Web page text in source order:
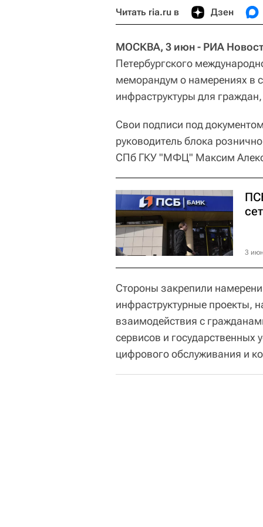
Читать ria.ru в Дзен
МОСКВА, 3 июн - РИА
Петербургского
меморандум о намерениях в
инфраструктуры для
Свои подписи под
руководитель блока
СПб ГКУ "МФЦ" Максим
3
Стороны закрепили
инфраструктурные проекты,
взаимодействия с
сервисов и государственных
цифрового обслуживания и